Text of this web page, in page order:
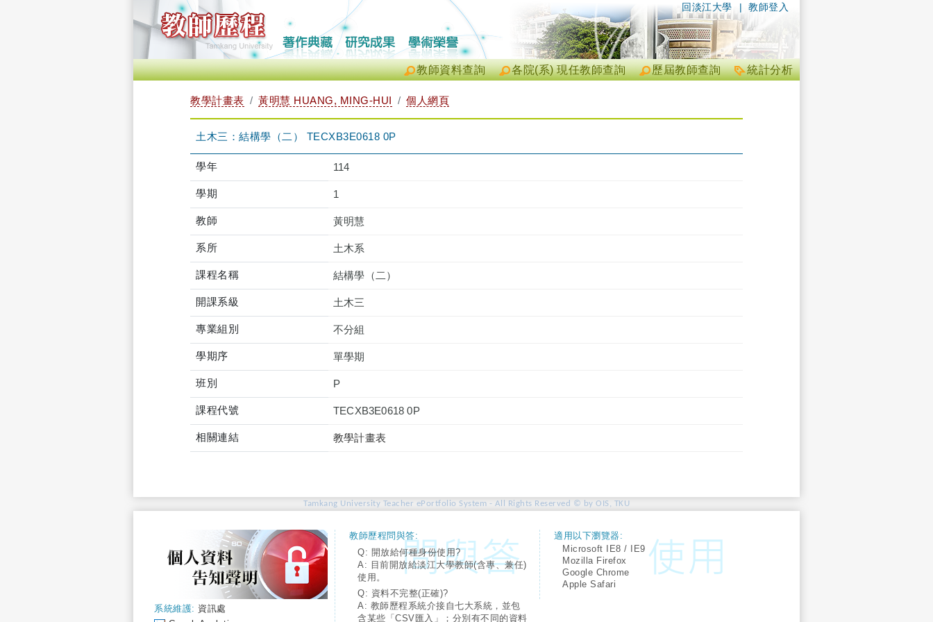
| 教師登入
回淡江大學
統計分析
歷屆教師查詢
各院(系) 現任教師查詢
教師資料查詢
教學計畫表 黃明慧 HUANG, MING-HUI 個人網頁
土木三：結構學（二） TECXB3E0618 0P
學年 114
學期 1
教師 黃明慧
系所 土木系
課程名稱 結構學（二）
開課系級 土木三
專業組別 不分組
學期序 單學期
班別 P
課程代號 TECXB3E0618 0P
相關連結 教學計畫表
Tamkang University Teacher ePortfolio System - All Rights Reserved © by OIS, TKU
系統維護: 資訊處
教師歷程問與答:
Q: 開放給何種身份使用?
A: 目前開放給淡江大學教師(含專、兼任)
使用。
Q: 資料不完整(正確)?
A: 教師歷程系統介接自七大系統，並包
含某些「CSV匯入」；分別有不同的資料
適用以下瀏覽器:
Microsoft IE8 / IE9
Mozilla Firefox
Google Chrome
Apple Safari